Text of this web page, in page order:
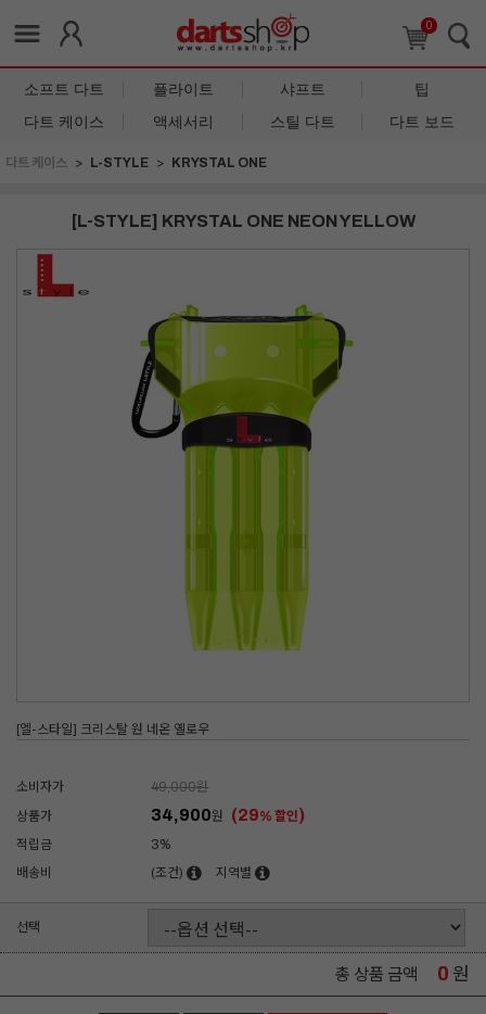
0
소프트 다트 플라이트 샤프트
팁
다트 케이스
액세서리 스틸 다트 다트 보드
다트 케이스 L-STYLE KRYSTAL ONE
[L-STYLE] KRYSTAL ONE NEON YELLOW
[엘-스타일] 크리스탈 원 네온 옐로우
소비자가 49,000원
상품가
34,900원 (29% 할인)
적립금
3%
배송비
(조건) 지역별
선택
총 상품 금액 0 원